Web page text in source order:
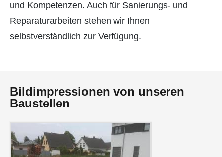
und Kompetenzen. Auch für Sanierungs- und
Reparaturarbeiten stehen wir Ihnen
selbstverständlich zur Verfügung.
Bildimpressionen von unseren
Baustellen